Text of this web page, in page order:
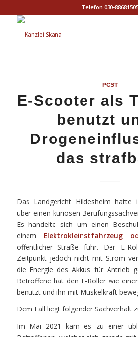
Telefon 030-88681505
POST
E-Scooter als
benutzt
das
Das Landgericht Hildesheim hatte
über einen kuriosen
Es handelte sich um einen
einem Elektrokleinstfahrzeug
öffentlicher Straße fuhr. Der E-
Zeitpunkt jedoch nicht mit Strom
die Energie des Akkus für Antrieb
Betroffene hat den E-Roller wie
benutzt und ihn mit Muskelkraft
Dem Fall liegt folgender Sachverhalt
Im Mai 2021 kam es zu einer